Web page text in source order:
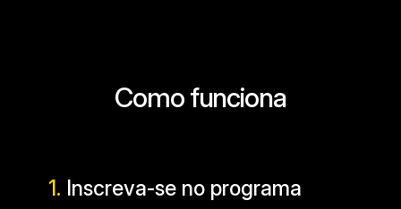
Como funciona
1. Inscreva-se no programa